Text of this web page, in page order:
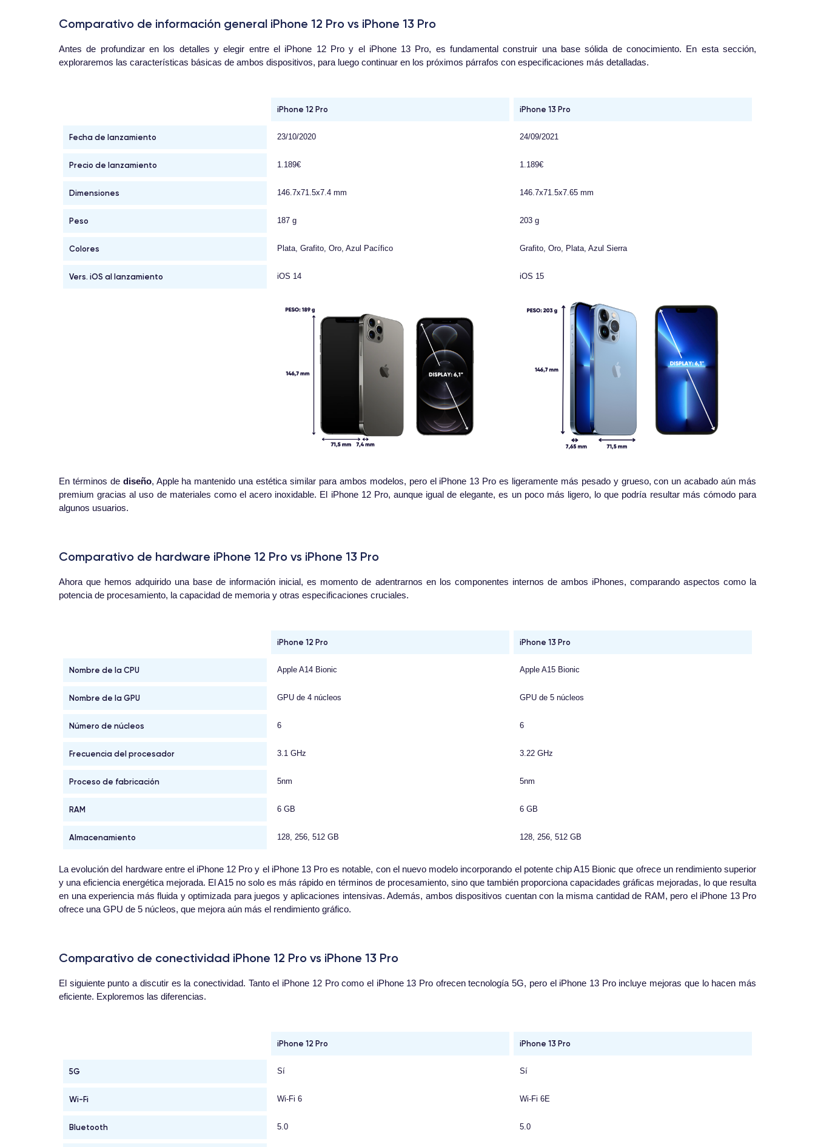
Comparativo de información general iPhone 12 Pro vs iPhone 13 Pro
Antes de profundizar en los detalles y elegir entre el iPhone 12 Pro y el iPhone 13 Pro, es fundamental construir una base sólida de conocimiento. En esta sección,
exploraremos las características básicas de ambos dispositivos, para luego continuar en los próximos párrafos con especificaciones más detalladas.
iPhone 12 Pro iPhone 13 Pro
Fecha de lanzamiento 23/10/2020 24/09/2021
Precio de lanzamiento 1.189€ 1.189€
Dimensiones 146.7x71.5x7.4 mm 146.7x71.5x7.65 mm
Peso 187 g 203 g
Colores Plata, Grafito, Oro, Azul Pacífico Grafito, Oro, Plata, Azul Sierra
Vers. iOS al lanzamiento iOS 14 iOS 15
En términos de diseño, Apple ha mantenido una estética similar para ambos modelos, pero el iPhone 13 Pro es ligeramente más pesado y grueso, con un acabado aún más
premium gracias al uso de materiales como el acero inoxidable. El iPhone 12 Pro, aunque igual de elegante, es un poco más ligero, lo que podría resultar más cómodo para
algunos usuarios.
Comparativo de hardware iPhone 12 Pro vs iPhone 13 Pro
Ahora que hemos adquirido una base de información inicial, es momento de adentrarnos en los componentes internos de ambos iPhones, comparando aspectos como la
potencia de procesamiento, la capacidad de memoria y otras especificaciones cruciales.
iPhone 12 Pro iPhone 13 Pro
Nombre de la CPU Apple A14 Bionic Apple A15 Bionic
Nombre de la GPU GPU de 4 núcleos GPU de 5 núcleos
Número de núcleos 6 6
Frecuencia del procesador 3.1 GHz 3.22 GHz
Proceso de fabricación 5nm 5nm
RAM 6 GB 6 GB
Almacenamiento 128, 256, 512 GB 128, 256, 512 GB
La evolución del hardware entre el iPhone 12 Pro y el iPhone 13 Pro es notable, con el nuevo modelo incorporando el potente chip A15 Bionic que ofrece un rendimiento superior
y una eficiencia energética mejorada. El A15 no solo es más rápido en términos de procesamiento, sino que también proporciona capacidades gráficas mejoradas, lo que resulta
en una experiencia más fluida y optimizada para juegos y aplicaciones intensivas. Además, ambos dispositivos cuentan con la misma cantidad de RAM, pero el iPhone 13 Pro
ofrece una GPU de 5 núcleos, que mejora aún más el rendimiento gráfico.
Comparativo de conectividad iPhone 12 Pro vs iPhone 13 Pro
El siguiente punto a discutir es la conectividad. Tanto el iPhone 12 Pro como el iPhone 13 Pro ofrecen tecnología 5G, pero el iPhone 13 Pro incluye mejoras que lo hacen más
eficiente. Exploremos las diferencias.
iPhone 12 Pro iPhone 13 Pro
5G Sí Sí
Wi-Fi Wi-Fi 6 Wi-Fi 6E
Bluetooth 5.0 5.0